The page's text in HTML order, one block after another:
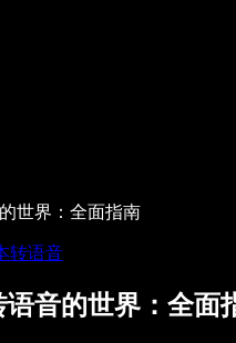
世界：全面指南
转语音
语音的世界：全面